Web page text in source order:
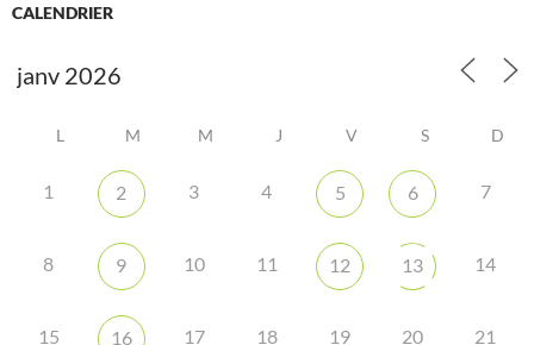
CALENDRIER
L M M J V S D
1 2 3 4 5 6 7
8 9 10 11 12 13 14
15 16 17 18 19 20 21